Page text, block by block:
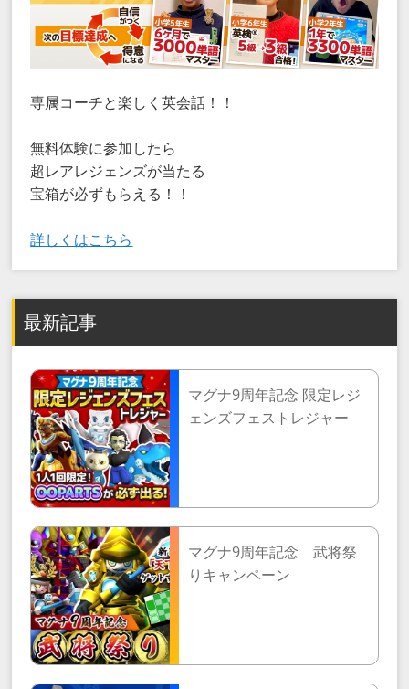
専属コーチと楽しく英会話！！
無料体験に参加したら
超レアレジェンズが当たる
宝箱が必ずもらえる！！
詳しくはこちら
最新記事
マグナ9周年記念 限定レジ
ェンズフェストレジャー
マグナ9周年記念 武将祭
りキャンペーン